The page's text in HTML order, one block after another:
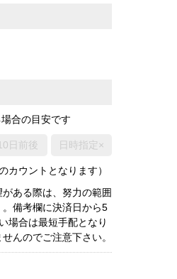
合の目安です
日前後 日時指定×
カウントとなります）
ある際は、努力の範囲
備考欄に決済日から5
場合は最短手配となり
んのでご注意下さい。